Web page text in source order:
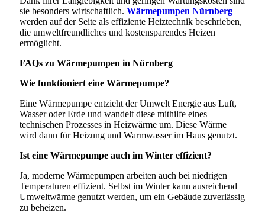
sie besonders wirtschaftlich. Wärmepumpen Nürnberg
werden auf der Seite als effiziente Heiztechnik beschrieben,
die umweltfreundliches und kostensparendes Heizen
ermöglicht.
FAQs zu Wärmepumpen in Nürnberg
Wie funktioniert eine Wärmepumpe?
Eine Wärmepumpe entzieht der Umwelt Energie aus Luft,
Wasser oder Erde und wandelt diese mithilfe eines
technischen Prozesses in Heizwärme um. Diese Wärme
wird dann für Heizung und Warmwasser im Haus genutzt.
Ist eine Wärmepumpe auch im Winter effizient?
Ja, moderne Wärmepumpen arbeiten auch bei niedrigen
Temperaturen effizient. Selbst im Winter kann ausreichend
Umweltwärme genutzt werden, um ein Gebäude zuverlässig
zu beheizen.